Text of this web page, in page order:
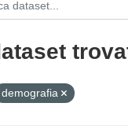
demografia